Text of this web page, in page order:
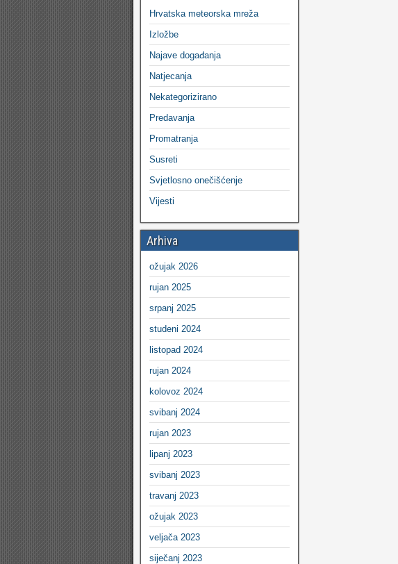
Hrvatska meteorska mreža
Izložbe
Najave događanja
Natjecanja
Nekategorizirano
Predavanja
Promatranja
Susreti
Svjetlosno onečišćenje
Vijesti
Arhiva
ožujak 2026
rujan 2025
srpanj 2025
studeni 2024
listopad 2024
rujan 2024
kolovoz 2024
svibanj 2024
rujan 2023
lipanj 2023
svibanj 2023
travanj 2023
ožujak 2023
veljača 2023
siječanj 2023